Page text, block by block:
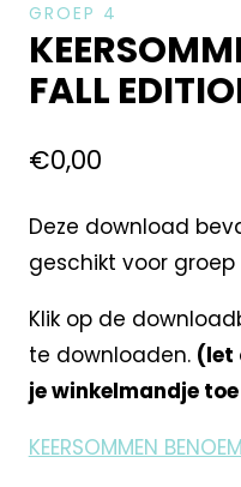
GROEP 4
FALL
€0,00
Deze download
geschikt voor groep
Klik op de
te downloaden. (let
je winkelmandje
KEERSOMMEN